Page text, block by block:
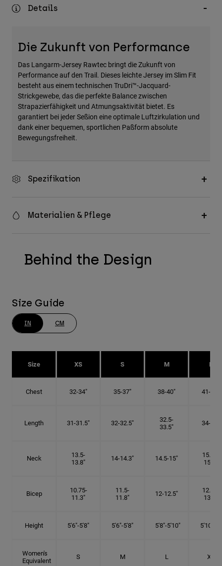
Zubehör
Taschen & Rucksäcke
Hüte & Mützen
Alle anzeigen
Details
Die Zukunft von Performance
Das Langarm-Jersey Rawtec bringt die Zukunft von
Performance auf den Trail. Dieses leichte Jersey im Slim Fit
besteht aus einem technischen TruDri™-Jacquard-
Strickgewebe, das die perfekte Balance zwischen
Strapazierfähigkeit und Atmungsaktivität bietet. Es
garantiert bei jeder Seßion eine optimale Luftzirkulation und
dank einer bequemen, sportlichen Paßform absolute
Bewegungsfreiheit.
Spezifikation
Materialien & Pflege
Behind the Design
Size Guide
IN CM
Size XS S M L
Chest 32-34" 35-37" 38-40" 41-43"
Length 31-31.5" 32-32.5"
32.5-
33.5"
34-35"
Neck
13.5-
13.8"
14-14.3" 14.5-15"
15.25-
15.5"
Bicep
10.75-
11.3"
11.5-
11.8"
12-12.5"
12.75-
13.3"
Height 5'6"-5'8" 5'6"-5'8" 5'8"-5'10" 5'10"- 6'
Women's
Equivalent
S M L XL